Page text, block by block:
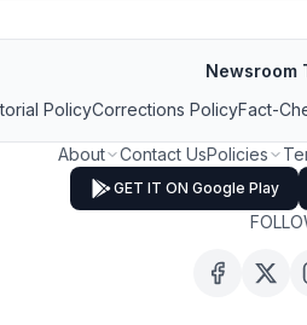
Newsroom
PolicyCorrections PolicyFact-
About Contact UsPolicies
GET IT ON Google Play